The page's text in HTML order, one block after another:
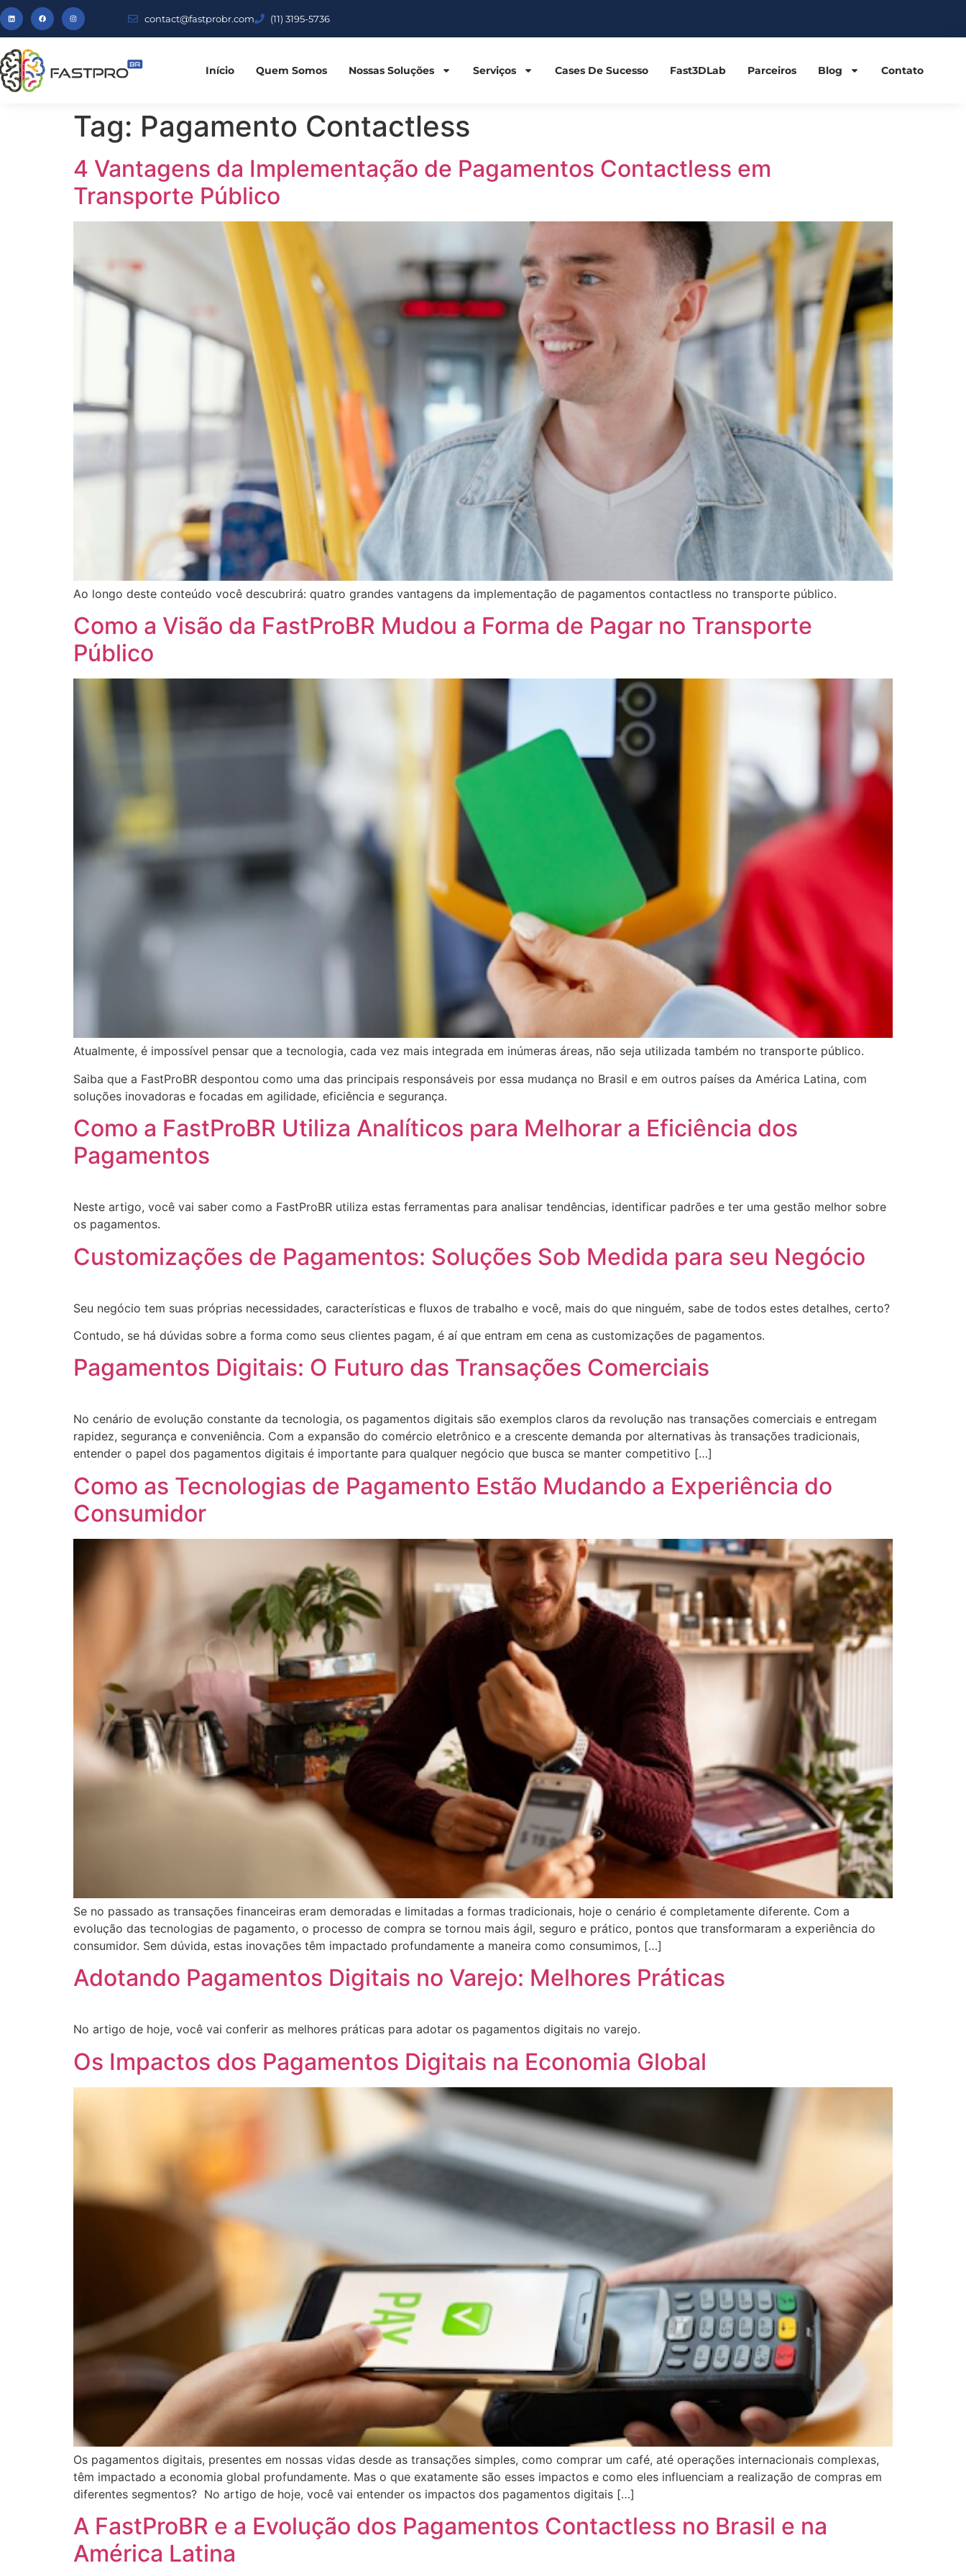
contact@fastprobr.com (11) 3195-5736
Início Quem Somos Nossas Soluções Serviços Cases De Sucesso Fast3DLab Parceiros Blog Contato
Tag: Pagamento Contactless
4 Vantagens da Implementação de Pagamentos Contactless em
Transporte Público
Ao longo deste conteúdo você descubrirá: quatro grandes vantagens da implementação de pagamentos contactless no transporte público.
Como a Visão da FastProBR Mudou a Forma de Pagar no Transporte
Público
Atualmente, é impossível pensar que a tecnologia, cada vez mais integrada em inúmeras áreas, não seja utilizada também no transporte público.
Saiba que a FastProBR despontou como uma das principais responsáveis por essa mudança no Brasil e em outros países da América Latina, com
soluções inovadoras e focadas em agilidade, eficiência e segurança.
Como a FastProBR Utiliza Analíticos para Melhorar a Eficiência dos
Pagamentos
Neste artigo, você vai saber como a FastProBR utiliza estas ferramentas para analisar tendências, identificar padrões e ter uma gestão melhor sobre
os pagamentos.
Customizações de Pagamentos: Soluções Sob Medida para seu Negócio
Seu negócio tem suas próprias necessidades, características e fluxos de trabalho e você, mais do que ninguém, sabe de todos estes detalhes, certo?
Contudo, se há dúvidas sobre a forma como seus clientes pagam, é aí que entram em cena as customizações de pagamentos.
Pagamentos Digitais: O Futuro das Transações Comerciais
No cenário de evolução constante da tecnologia, os pagamentos digitais são exemplos claros da revolução nas transações comerciais e entregam
rapidez, segurança e conveniência. Com a expansão do comércio eletrônico e a crescente demanda por alternativas às transações tradicionais,
entender o papel dos pagamentos digitais é importante para qualquer negócio que busca se manter competitivo […]
Como as Tecnologias de Pagamento Estão Mudando a Experiência do
Consumidor
Se no passado as transações financeiras eram demoradas e limitadas a formas tradicionais, hoje o cenário é completamente diferente. Com a
evolução das tecnologias de pagamento, o processo de compra se tornou mais ágil, seguro e prático, pontos que transformaram a experiência do
consumidor. Sem dúvida, estas inovações têm impactado profundamente a maneira como consumimos, […]
Adotando Pagamentos Digitais no Varejo: Melhores Práticas
No artigo de hoje, você vai conferir as melhores práticas para adotar os pagamentos digitais no varejo.
Os Impactos dos Pagamentos Digitais na Economia Global
Os pagamentos digitais, presentes em nossas vidas desde as transações simples, como comprar um café, até operações internacionais complexas,
têm impactado a economia global profundamente. Mas o que exatamente são esses impactos e como eles influenciam a realização de compras em
diferentes segmentos? No artigo de hoje, você vai entender os impactos dos pagamentos digitais […]
A FastProBR e a Evolução dos Pagamentos Contactless no Brasil e na
América Latina